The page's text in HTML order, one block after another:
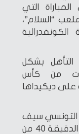
التي
“السلام”،
من بطولة الكونفدرالية
التأهل بشكل
من كأس
على ديكيداها
التونسي سيف
الدين الجزيري من ركلة جزاء، في الدقيقة 40 من